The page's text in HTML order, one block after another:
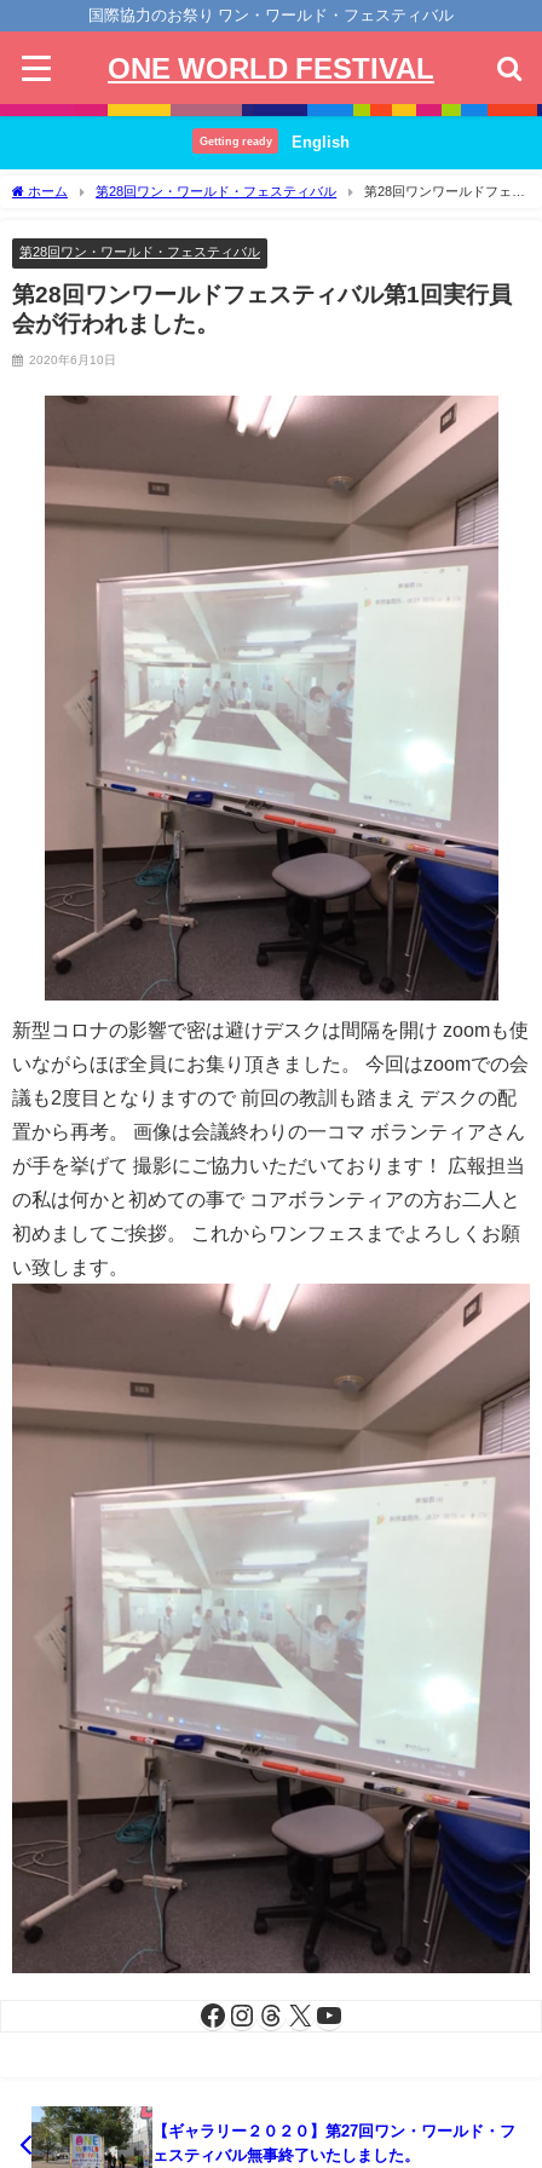
国際協力のお祭り ワン・ワールド・フェスティバル
ONE WORLD FESTIVAL
Getting ready English
ホーム 第28回ワン・ワールド・フェスティバル
第28回ワンワールドフェス
第28回ワン・ワールド・フェスティバル
第28回ワンワールドフェスティバル第1回実行員
会が行われました。
2020年6月10日
新型コロナの影響で密は避けデスクは間隔を開け zoomも使
いながらほぼ全員にお集り頂きました。 今回はzoomでの会
議も2度目となりますので 前回の教訓も踏まえ デスクの配
置から再考。 画像は会議終わりの一コマ ボランティアさん
が手を挙げて 撮影にご協力いただいております！ 広報担当
の私は何かと初めての事で コアボランティアの方お二人と
初めましてご挨拶。 これからワンフェスまでよろしくお願
い致します。
【ギャラリー２０２０】第27回ワン・ワールド・フ
ェスティバル無事終了いたしました。